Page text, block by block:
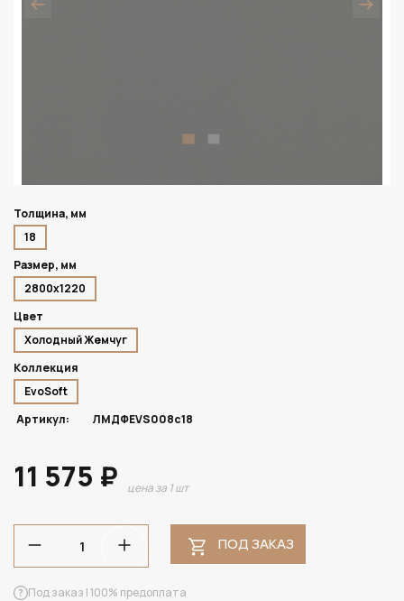
Толщина, мм
18
Размер, мм
2800х1220
Цвет
Холодный Жемчуг
Коллекция
EvoSoft
Артикул:
ЛМДФEVS008с18
11 575 ₽ цена за 1 шт
ПОД ЗАКАЗ
Под заказ | 100% предоплата